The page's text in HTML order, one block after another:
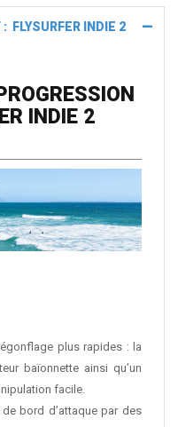
FLYSURFER INDIE 2
INDIE 2
plus rapides : la
baïonnette ainsi qu’un
facile.
bord d’attaque par des